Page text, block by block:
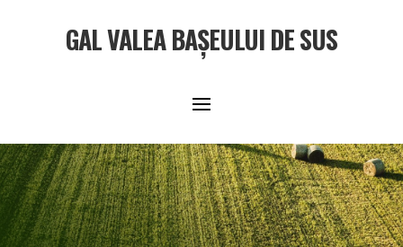
GAL VALEA BAȘEULUI DE SUS